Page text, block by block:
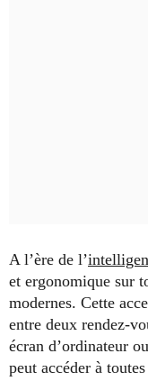
A l’ère de l’
et ergonomique sur
modernes. Cette
entre deux rendez-
écran d’ordinateur
peut accéder à